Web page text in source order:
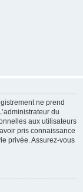
ne prend
du
aux utilisateurs
pris connaissance
privée. Assurez-vous